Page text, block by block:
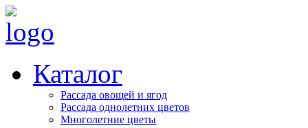
Каталог
Рассада овощей и ягод
Рассада однолетних цветов
Многолетние цветы